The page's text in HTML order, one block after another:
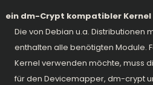
ein dm-Crypt kompatibler Kernel
Die von Debian u.a. Distributionen
enthalten alle benötigten Module.
Kernel verwenden möchte, muss
für den Devicemapper, dm-crypt